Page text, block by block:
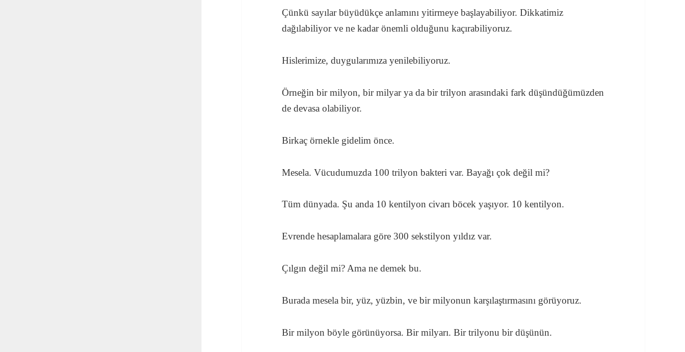
Çünkü sayılar büyüdükçe anlamını yitirmeye başlayabiliyor. Dikkatimiz
dağılabiliyor ve ne kadar önemli olduğunu kaçırabiliyoruz.
Hislerimize, duygularımıza yenilebiliyoruz.
Örneğin bir milyon, bir milyar ya da bir trilyon arasındaki fark düşündüğümüzden
de devasa olabiliyor.
Birkaç örnekle gidelim önce.
Mesela. Vücudumuzda 100 trilyon bakteri var. Bayağı çok değil mi?
Tüm dünyada. Şu anda 10 kentilyon civarı böcek yaşıyor. 10 kentilyon.
Evrende hesaplamalara göre 300 sekstilyon yıldız var.
Çılgın değil mi? Ama ne demek bu.
Burada mesela bir, yüz, yüzbin, ve bir milyonun karşılaştırmasını görüyoruz.
Bir milyon böyle görünüyorsa. Bir milyarı. Bir trilyonu bir düşünün.